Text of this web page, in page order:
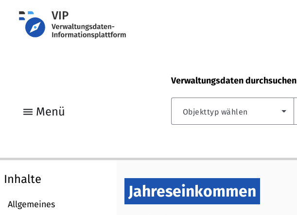
Verwaltungsdaten durchsuchen
menu Menü Objekttyp wählen
Inhalte
Allgemeines
Jahreseinkommen